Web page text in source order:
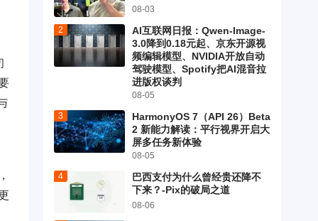
08-03
AI互联网日报：Qwen-Image-
3.0降到0.18元起、京东开源视
频编辑模型、NVIDIA开放自动
驾驶模型、Spotify把AI混音拉
进版权谈判
08-05
HarmonyOS 7（API 26）Beta
2 新能力解读：平行视界开启大
屏多任务新体验
08-05
巴西支付为什么曾经贵还降不
下来？-Pix的破局之道
08-06